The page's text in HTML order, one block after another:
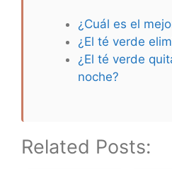
¿Cuál es el
¿El té verde
¿El té verde
noche?
Related Posts: